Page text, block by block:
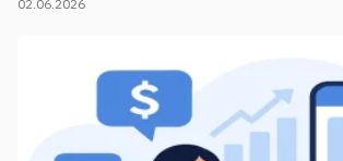
02.06.2026